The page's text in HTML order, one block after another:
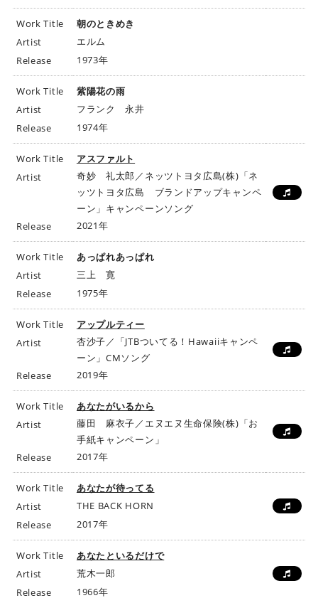
Work Title
朝のときめき
Artist
エルム
Release
1973年
Work Title
紫陽花の雨
Artist
フランク 永井
Release
1974年
Work Title
アスファルト
Artist
奇妙 礼太郎／ネッツトヨタ広島(株)「ネ
ッツトヨタ広島 ブランドアップキャンペ
ーン」キャンペーンソング
Release
2021年
Work Title
あっぱれあっぱれ
Artist
三上 寛
Release
1975年
Work Title
アップルティー
Artist
杏沙子／「JTBついてる！Hawaiiキャンペ
ーン」CMソング
Release
2019年
Work Title
あなたがいるから
Artist
藤田 麻衣子／エヌエヌ生命保険(株)「お
手紙キャンペーン」
Release
2017年
Work Title
あなたが待ってる
Artist
THE BACK HORN
Release
2017年
Work Title
あなたといるだけで
Artist
荒木一郎
Release
1966年